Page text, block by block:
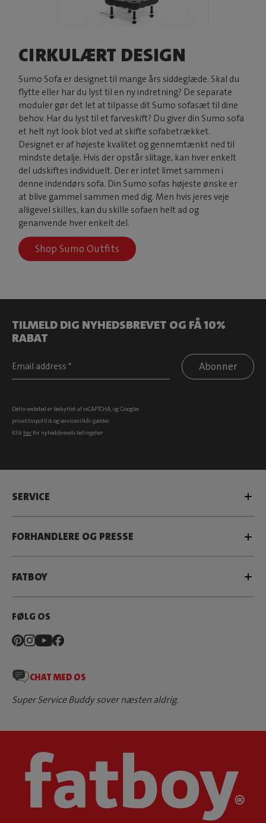
CIRKULÆRT DESIGN
Sumo Sofa er designet til mange års siddeglæde. Skal du
flytte eller har du lyst til en ny indretning? De separate
moduler gør det let at tilpasse dit Sumo sofasæt til dine
behov. Har du lyst til et farveskift? Du giver din Sumo sofa
et helt nyt look blot ved at skifte sofabetrækket.
Designet er af højeste kvalitet og gennemtænkt ned til
mindste detalje. Hvis der opstår slitage, kan hver enkelt
del udskiftes individuelt. Der er intet limet sammen i
denne indendørs sofa. Din Sumo sofas højeste ønske er
at blive gammel sammen med dig. Men hvis jeres veje
alligevel skilles, kan du skille sofaen helt ad og
genanvende hver enkelt del.
Shop Sumo Outfits
TILMELD DIG NYHEDSBREVET OG FÅ 10%
RABAT
Abonner
Dette websted er beskyttet af reCAPTCHA, og Googles
privatlivspolitikogservicevilkårgælder.
Klik herfor nyhedsbrevets betingelser
SERVICE
FORHANDLERE OG PRESSE
FATBOY
FØLG OS
CHAT MED OS
Super Service Buddy sover næsten aldrig.